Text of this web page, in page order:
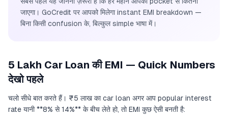
जाएगा। GoCredit पर आपको मिलेगा instant EMI breakdown —
बिना किसी confusion के, बिल्कुल simple भाषा में।
5 Lakh Car Loan की EMI — Quick Numbers
देखो पहले
चलो सीधे बात करते हैं। ₹5 लाख का car loan अगर आप popular interest
rate यानी **8% से 14%** के बीच लेते हो, तो EMI कुछ ऐसी बनती है: